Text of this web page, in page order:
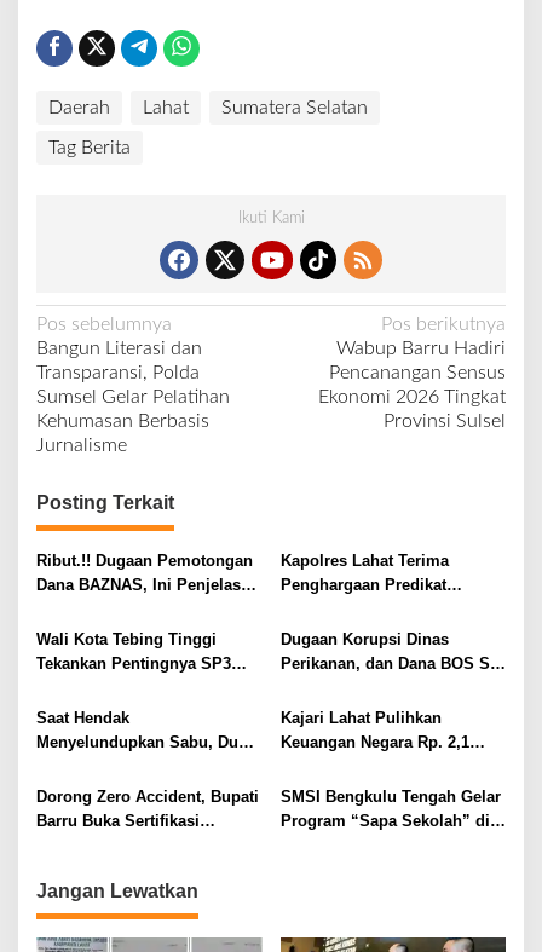
Daerah Lahat Sumatera Selatan
Tag Berita
Ikuti Kami
N
a
v
i
a
s
i
p
o
s
Pos sebelumnya
Bangun Literasi dan
Transparansi, Polda
Sumsel Gelar Pelatihan
Kehumasan Berbasis
Jurnalisme
Pos berikutnya
Wabup Barru Hadiri
Pencanangan Sensus
Ekonomi 2026 Tingkat
Provinsi Sulsel
Posting Terkait
Ribut.!! Dugaan Pemotongan
Dana BAZNAS, Ini Penjelasan
Kapolres Lahat Terima
Penghargaan Predikat
Sumsel Tahun 2026
Wali Kota Tebing Tinggi
Tekankan Pentingnya SP3
Dugaan Korupsi Dinas
Perikanan, dan Dana BOS SD
Terus Dipertajam Kajari Lahat
Saat Hendak
Menyelundupkan Sabu, Dua
Kajari Lahat Pulihkan
Keuangan Negara Rp. 2,1
Dorong Zero Accident, Bupati
Barru Buka Sertifikasi
SMSI Bengkulu Tengah Gelar
Program “Sapa Sekolah” di
Jangan Lewatkan